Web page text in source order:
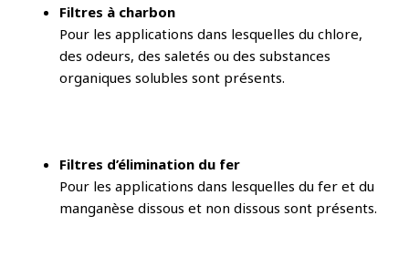
Filtres à charbon
Pour les applications dans lesquelles du chlore,
des odeurs, des saletés ou des substances
organiques solubles sont présents.
Filtres d’élimination du fer
Pour les applications dans lesquelles du fer et du
manganèse dissous et non dissous sont présents.